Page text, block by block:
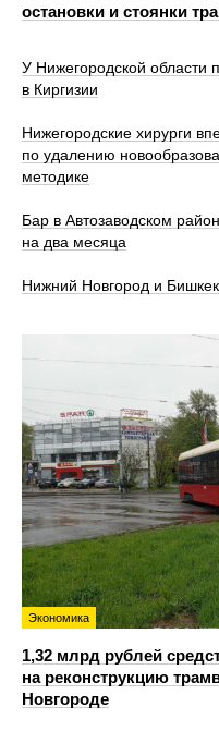
остановки и стоянки
У Нижегородской области
в Киргизии
Нижегородские хирурги
по удалению
методике
Бар в Автозаводском
на два месяца
Нижний Новгород и
Экономика
1,32 млрд рублей
на реконструкцию
Новгороде